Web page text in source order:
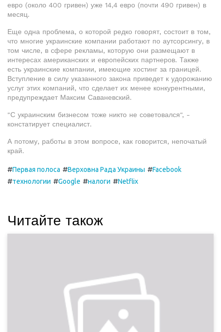
евро (около 400 гривен) уже 14,4 евро (почти 490 гривен) в
месяц.
Еще одна проблема, о которой редко говорят, состоит в том,
что многие украинские компании работают по аутсорсингу, в
том числе, в сфере рекламы, которую они размещают в
интересах американских и европейских партнеров. Также
есть украинские компании, имеющие хостинг за границей.
Вступление в силу указанного закона приведет к удорожанию
услуг этих компаний, что сделает их менее конкурентными,
предупреждает Максим Саваневский.
"С украинским бизнесом тоже никто не советовался", -
констатирует специалист.
А потому, работы в этом вопросе, как говорится, непочатый
край.
#Первая полоса #Верховна Рада Украины #Facebook
#технологии #Google #налоги #Netflix
Читайте також